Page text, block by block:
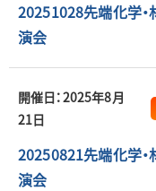
20251028先端化学
演会
開催日：2025年8月
21日
20250821先端化学
演会